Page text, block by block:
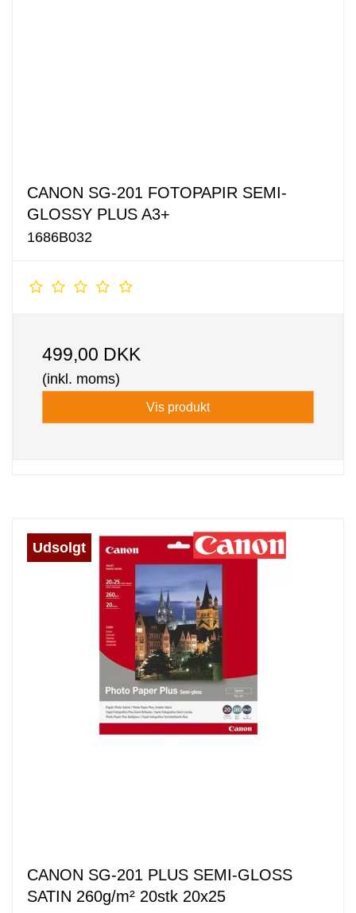
CANON SG-201 FOTOPAPIR SEMI-
GLOSSY PLUS A3+
1686B032
499,00 DKK
(inkl. moms)
Vis produkt
Udsolgt
CANON SG-201 PLUS SEMI-GLOSS
SATIN 260g/m² 20stk 20x25